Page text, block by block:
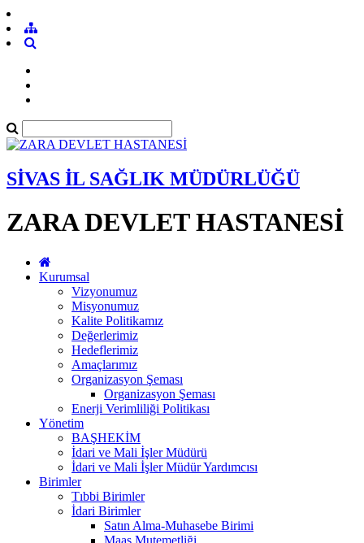
SİVAS İL SAĞLIK MÜDÜRLÜĞÜ
ZARA DEVLET HASTANESİ
Kurumsal
Vizyonumuz
Misyonumuz
Kalite Politikamız
Değerlerimiz
Hedeflerimiz
Amaçlarımız
Organizasyon Şeması
Organizasyon Şeması
Enerji Verimliliği Politikası
Yönetim
BAŞHEKİM
İdari ve Mali İşler Müdürü
İdari ve Mali İşler Müdür Yardımcısı
Birimler
Tıbbi Birimler
İdari Birimler
Satın Alma-Muhasebe Birimi
Maaş Mutemetliği